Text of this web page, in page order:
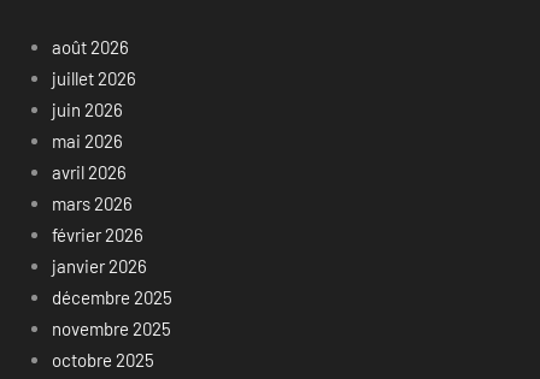
août 2026
juillet 2026
juin 2026
mai 2026
avril 2026
mars 2026
février 2026
janvier 2026
décembre 2025
novembre 2025
octobre 2025